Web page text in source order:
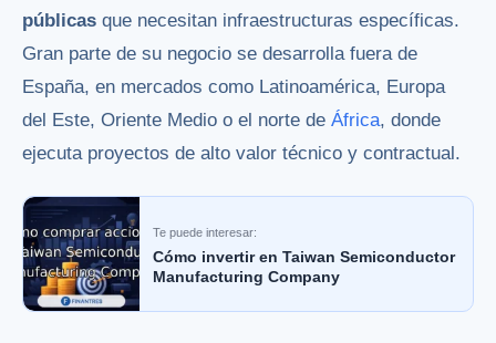
públicas que necesitan infraestructuras específicas.
Gran parte de su negocio se desarrolla fuera de
España, en mercados como Latinoamérica, Europa
del Este, Oriente Medio o el norte de África, donde
ejecuta proyectos de alto valor técnico y contractual.
Te puede interesar:
Cómo invertir en Taiwan Semiconductor
Manufacturing Company